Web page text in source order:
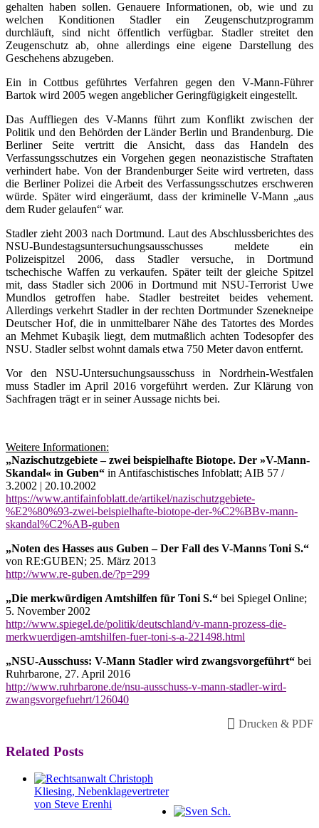
gehalten haben sollen. Genauere Informationen, ob, wie und zu
welchen Konditionen Stadler ein Zeugenschutzprogramm
durchläuft, sind nicht öffentlich verfügbar. Stadler streitet den
Zeugenschutz ab, ohne allerdings eine eigene Darstellung des
Geschehens abzugeben.
Ein in Cottbus geführtes Verfahren gegen den V-Mann-Führer
Bartok wird 2005 wegen angeblicher Geringfügigkeit eingestellt.
Das Auffliegen des V-Manns führt zum Konflikt zwischen der
Politik und den Behörden der Länder Berlin und Brandenburg. Die
Berliner Seite vertritt die Ansicht, dass das Handeln des
Verfassungsschutzes ein Vorgehen gegen neonazistische Straftaten
verhindert habe. Von der Brandenburger Seite wird vertreten, dass
die Berliner Polizei die Arbeit des Verfassungsschutzes erschweren
würde. Später wird eingeräumt, dass der kriminelle V-Mann „aus
dem Ruder gelaufen“ war.
Stadler zieht 2003 nach Dortmund. Laut des Abschlussberichtes des
NSU-Bundestagsuntersuchungsausschusses meldete ein
Polizeispitzel 2006, dass Stadler versuche, in Dortmund
tschechische Waffen zu verkaufen. Später teilt der gleiche Spitzel
mit, dass Stadler sich 2006 in Dortmund mit NSU-Terrorist Uwe
Mundlos getroffen habe. Stadler bestreitet beides vehement.
Allerdings verkehrt Stadler in der rechten Dortmunder Szenekneipe
Deutscher Hof, die in unmittelbarer Nähe des Tatortes des Mordes
an Mehmet Kubaşik liegt, dem mutmaßlich achten Todesopfer des
NSU. Stadler selbst wohnt damals etwa 750 Meter davon entfernt.
Vor den NSU-Untersuchungsausschuss in Nordrhein-Westfalen
muss Stadler im April 2016 vorgeführt werden. Zur Klärung von
Sachfragen trägt er in seiner Aussage nichts bei.
Weitere Informationen:
„Nazischutzgebiete – zwei beispielhafte Biotope. Der »V-Mann-
Skandal« in Guben“ in Antifaschistisches Infoblatt; AIB 57 /
3.2002 | 20.10.2002
https://www.antifainfoblatt.de/artikel/nazischutzgebiete-
%E2%80%93-zwei-beispielhafte-biotope-der-%C2%BBv-mann-
skandal%C2%AB-guben
„Noten des Hasses aus Guben – Der Fall des V-Manns Toni S.“
von RE:GUBEN; 25. März 2013
http://www.re-guben.de/?p=299
„Die merkwürdigen Amtshilfen für Toni S.“ bei Spiegel Online;
5. November 2002
http://www.spiegel.de/politik/deutschland/v-mann-prozess-die-
merkwuerdigen-amtshilfen-fuer-toni-s-a-221498.html
„NSU-Ausschuss: V-Mann Stadler wird zwangsvorgeführt“ bei
Ruhrbarone, 27. April 2016
http://www.ruhrbarone.de/nsu-ausschuss-v-mann-stadler-wird-
zwangsvorgefuehrt/126040
Drucken & PDF
Related Posts